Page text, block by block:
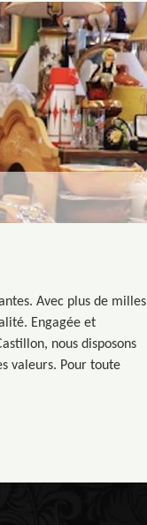
Avec plus de milles
Engagée et
nous disposons
valeurs. Pour toute